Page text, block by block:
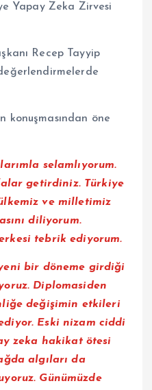
Yapay Zeka Zirvesi
Recep Tayyip
konuşmasından öne
selamlıyorum.
getirdiniz. Türkiye
ve milletimiz
diliyorum.
tebrik ediyorum.
bir döneme girdiği
Diplomasiden
değişimin etkileri
Eski nizam ciddi
zeka hakikat ötesi
algıları da
Günümüzde